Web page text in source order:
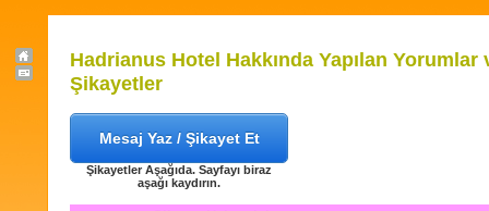
Hadrianus Hotel Hakkında Yapılan Yorumlar
Şikayetler
Mesaj Yaz / Şikayet Et
Şikayetler Aşağıda. Sayfayı biraz
aşağı kaydırın.